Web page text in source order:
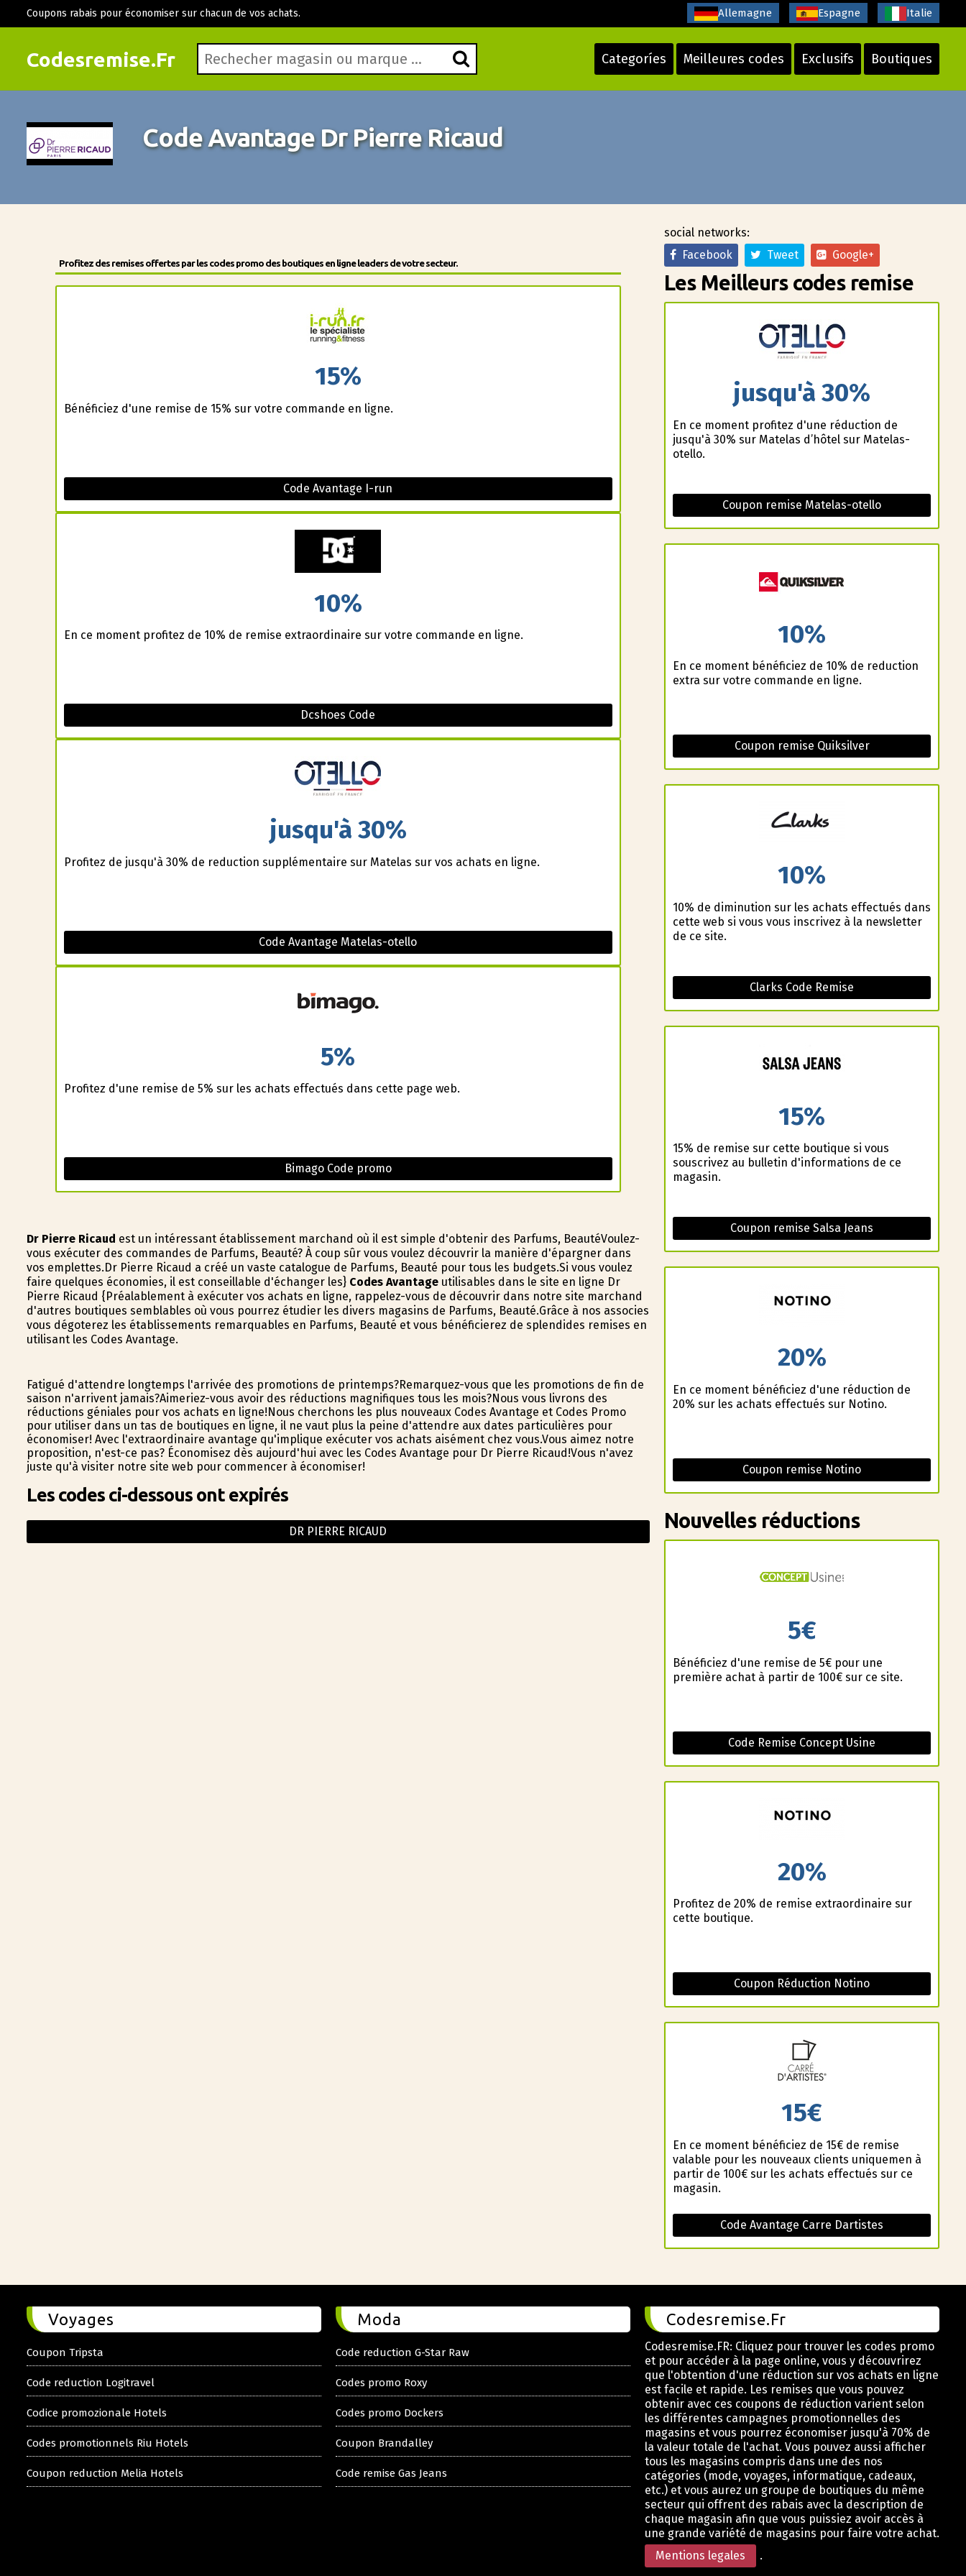
Codesremise.Fr Categoríes Meilleures codes Exclusifs Boutiques
Coupons rabais pour économiser sur chacun de vos achats. Allemagne Espagne Italie
Code Avantage Dr Pierre Ricaud
Profitez des remises offertes par les codes promo des boutiques en ligne leaders de votre secteur.
15%
Bénéficiez d'une remise de 15% sur votre commande en ligne.
Code Avantage I-run
10%
En ce moment profitez de 10% de remise extraordinaire sur votre commande en ligne.
Dcshoes Code
jusqu'à 30%
Profitez de jusqu'à 30% de reduction supplémentaire sur Matelas sur vos achats en ligne.
Code Avantage Matelas-otello
5%
Profitez d'une remise de 5% sur les achats effectués dans cette page web.
Bimago Code promo
Dr Pierre Ricaud est un intéressant établissement marchand où il est simple d'obtenir des Parfums, BeautéVoulez-
vous exécuter des commandes de Parfums, Beauté? À coup sûr vous voulez découvrir la manière d'épargner dans
vos emplettes.Dr Pierre Ricaud a créé un vaste catalogue de Parfums, Beauté pour tous les budgets.Si vous voulez
faire quelques économies, il est conseillable d'échanger les} Codes Avantageutilisables dans le site en ligne Dr
Pierre Ricaud {Préalablement à exécuter vos achats en ligne, rappelez-vous de découvrir dans notre site marchand
d'autres boutiques semblables où vous pourrez étudier les divers magasins de Parfums, Beauté.Grâce à nos associes
vous dégoterez les établissements remarquables en Parfums, Beauté et vous bénéficierez de splendides remises en
utilisant les Codes Avantage.
Fatigué d'attendre longtemps l'arrivée des promotions de printemps?Remarquez-vous que les promotions de fin de
saison n'arrivent jamais?Aimeriez-vous avoir des réductions magnifiques tous les mois?Nous vous livrons des
réductions géniales pour vos achats en ligne!Nous cherchons les plus nouveaux Codes Avantage et Codes Promo
pour utiliser dans un tas de boutiques en ligne, il ne vaut plus la peine d'attendre aux dates particulières pour
économiser! Avec l'extraordinaire avantage qu'implique exécuter vos achats aisément chez vous.Vous aimez notre
proposition, n'est-ce pas? Économisez dès aujourd'hui avec les Codes Avantage pour Dr Pierre Ricaud!Vous n'avez
juste qu'à visiter notre site web pour commencer à économiser!
Les codes ci-dessous ont expirés
DR PIERRE RICAUD
social networks:
Facebook
Tweet Google+
Les Meilleurs codes remise
jusqu'à 30%
En ce moment profitez d'une réduction de
jusqu'à 30% sur Matelas d’hôtel sur Matelas-
otello.
Coupon remise Matelas-otello
10%
En ce moment bénéficiez de 10% de reduction
extra sur votre commande en ligne.
Coupon remise Quiksilver
10%
10% de diminution sur les achats effectués dans
cette web si vous vous inscrivez à la newsletter
de ce site.
Clarks Code Remise
15%
15% de remise sur cette boutique si vous
souscrivez au bulletin d'informations de ce
magasin.
Coupon remise Salsa Jeans
20%
En ce moment bénéficiez d'une réduction de
20% sur les achats effectués sur Notino.
Coupon remise Notino
Nouvelles réductions
5€
Bénéficiez d'une remise de 5€ pour une
première achat à partir de 100€ sur ce site.
Code Remise Concept Usine
20%
Profitez de 20% de remise extraordinaire sur
cette boutique.
Coupon Réduction Notino
15€
En ce moment bénéficiez de 15€ de remise
valable pour les nouveaux clients uniquemen à
partir de 100€ sur les achats effectués sur ce
magasin.
Code Avantage Carre Dartistes
Voyages
Coupon Tripsta
Code reduction Logitravel
Codice promozionale Hotels
Codes promotionnels Riu Hotels
Coupon reduction Melia Hotels
Moda
Code reduction G-Star Raw
Codes promo Roxy
Codes promo Dockers
Coupon Brandalley
Code remise Gas Jeans
Codesremise.Fr
Codesremise.FR: Cliquez pour trouver les codes promo
et pour accéder à la page online, vous y découvrirez
que l'obtention d'une réduction sur vos achats en ligne
est facile et rapide. Les remises que vous pouvez
obtenir avec ces coupons de réduction varient selon
les différentes campagnes promotionnelles des
magasins et vous pourrez économiser jusqu'à 70% de
la valeur totale de l'achat. Vous pouvez aussi afficher
tous les magasins compris dans une des nos
catégories (mode, voyages, informatique, cadeaux,
etc.) et vous aurez un groupe de boutiques du même
secteur qui offrent des rabais avec la description de
chaque magasin afin que vous puissiez avoir accès à
une grande variété de magasins pour faire votre achat.
Mentions legales
.